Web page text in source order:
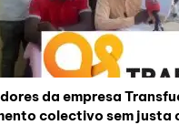
da empresa
colectivo sem justa